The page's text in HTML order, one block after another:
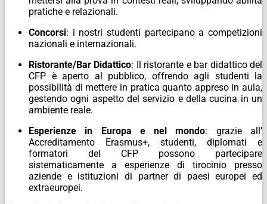
pratiche e relazionali.
Concorsi: i nostri studenti partecipano a competizioni
nazionali e internazionali.
Ristorante/Bar Didattico: Il ristorante e bar didattico del
CFP è aperto al pubblico, offrendo agli studenti la
possibilità di mettere in pratica quanto appreso in aula,
gestendo ogni aspetto del servizio e della cucina in un
ambiente reale.
Esperienze in Europa e nel mondo:
grazie all’
Accreditamento Erasmus+, studenti, diplomati e
formatori del CFP possono partecipare
sistematicamente a esperienze di tirocinio presso
aziende e istituzioni di partner di paesi europei ed
extraeuropei.